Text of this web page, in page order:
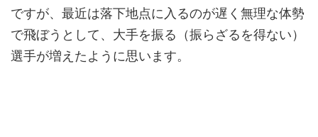
ですが、最近は落下地点に入るのが遅く無理な体勢
で飛ぼうとして、大手を振る（振らざるを得ない）
選手が増えたように思います。